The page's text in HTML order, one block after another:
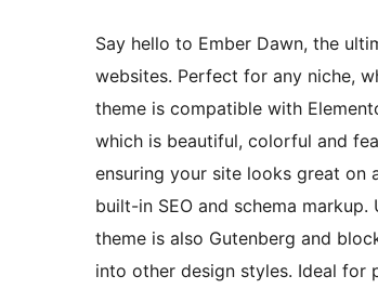
Say hello to Ember Dawn, the
websites. Perfect for any niche,
theme is compatible with
which is beautiful, colorful and
ensuring your site looks great on
built-in SEO and schema
theme is also Gutenberg and
into other design styles. Ideal for